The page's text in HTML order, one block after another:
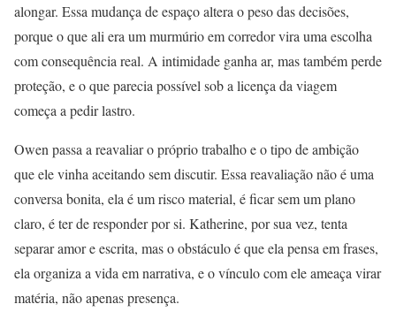
alongar. Essa mudança de espaço altera o peso das decisões,
porque o que ali era um murmúrio em corredor vira uma escolha
com consequência real. A intimidade ganha ar, mas também perde
proteção, e o que parecia possível sob a licença da viagem
começa a pedir lastro.
Owen passa a reavaliar o próprio trabalho e o tipo de ambição
que ele vinha aceitando sem discutir. Essa reavaliação não é uma
conversa bonita, ela é um risco material, é ficar sem um plano
claro, é ter de responder por si. Katherine, por sua vez, tenta
separar amor e escrita, mas o obstáculo é que ela pensa em frases,
ela organiza a vida em narrativa, e o vínculo com ele ameaça virar
matéria, não apenas presença.